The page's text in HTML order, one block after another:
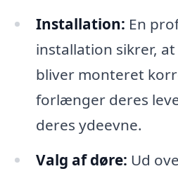
Installation: En
installation sikrer,
bliver monteret
forlænger deres
deres ydeevne.
Valg af døre: Ud